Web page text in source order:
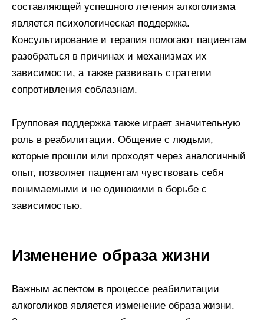
составляющей успешного лечения алкоголизма
является психологическая поддержка.
Консультирование и терапия помогают пациентам
разобраться в причинах и механизмах их
зависимости, а также развивать стратегии
сопротивления соблазнам.
Групповая поддержка также играет значительную
роль в реабилитации. Общение с людьми,
которые прошли или проходят через аналогичный
опыт, позволяет пациентам чувствовать себя
понимаемыми и не одинокими в борьбе с
зависимостью.
Изменение образа жизни
Важным аспектом в процессе реабилитации
алкоголиков является изменение образа жизни.